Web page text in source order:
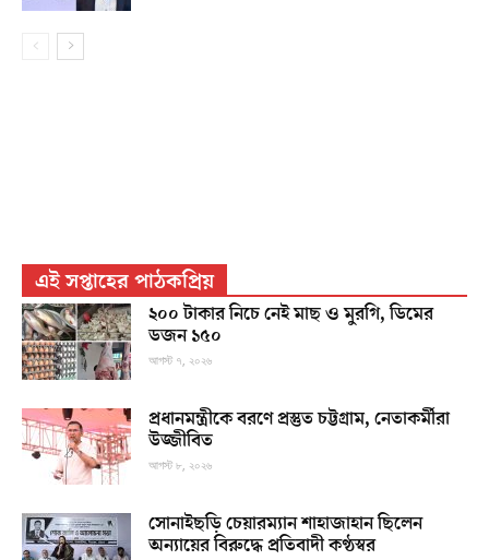
এই সপ্তাহের পাঠকপ্রিয়
২০০ টাকার নিচে নেই মাছ ও মুরগি, ডিমের
ডজন ১৫০
আগস্ট ৭, ২০২৬
প্রধানমন্ত্রীকে বরণে প্রস্তুত চট্টগ্রাম, নেতাকর্মীরা
উজ্জীবিত
আগস্ট ৮, ২০২৬
সোনাইছড়ি চেয়ারম্যান শাহাজাহান ছিলেন
অন্যায়ের বিরুদ্ধে প্রতিবাদী কণ্ঠস্বর